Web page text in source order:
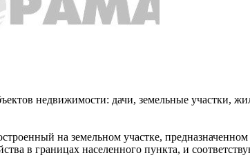
недвижимости: дачи, земельные участки,
на земельном участке, предназначенном
в границах населенного пункта, и